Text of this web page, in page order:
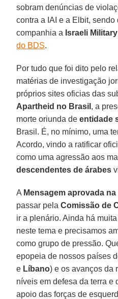
sobram denúncias de
contra a IAI e a Elbit, sendo
companhia a Israeli
do BDS.
Por tudo que foi dito pelo
matérias de investigação
próprios sites oficias das
Apartheid no Brasil , a
morte oriunda deentidade
Brasil. É, no mínimo, uma
Acordo, vindo a ratificar
como uma agressão aos
descendentes de árabes
A Mensagem aprovada na
passar pelaComissão de
ir a plenário. Ainda há
neste tema e precisamos
como grupo de pressão.
epopeia de nossos países
e Líbano) e os avanços da
níveis em defesa da terra e
apoio das forças de